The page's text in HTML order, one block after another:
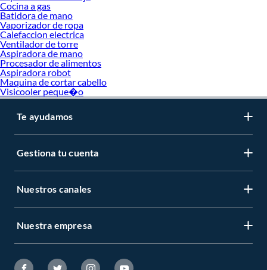
Cocina a gas
Batidora de mano
Vaporizador de ropa
Calefaccion electrica
Ventilador de torre
Aspiradora de mano
Procesador de alimentos
Aspiradora robot
Maquina de cortar cabello
Visicooler peque�o
Te ayudamos
Gestiona tu cuenta
Nuestros canales
Nuestra empresa